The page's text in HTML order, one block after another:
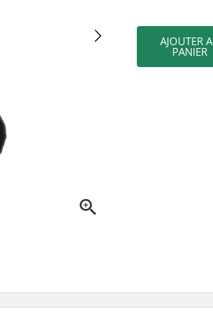
AJOUTER
PANIER